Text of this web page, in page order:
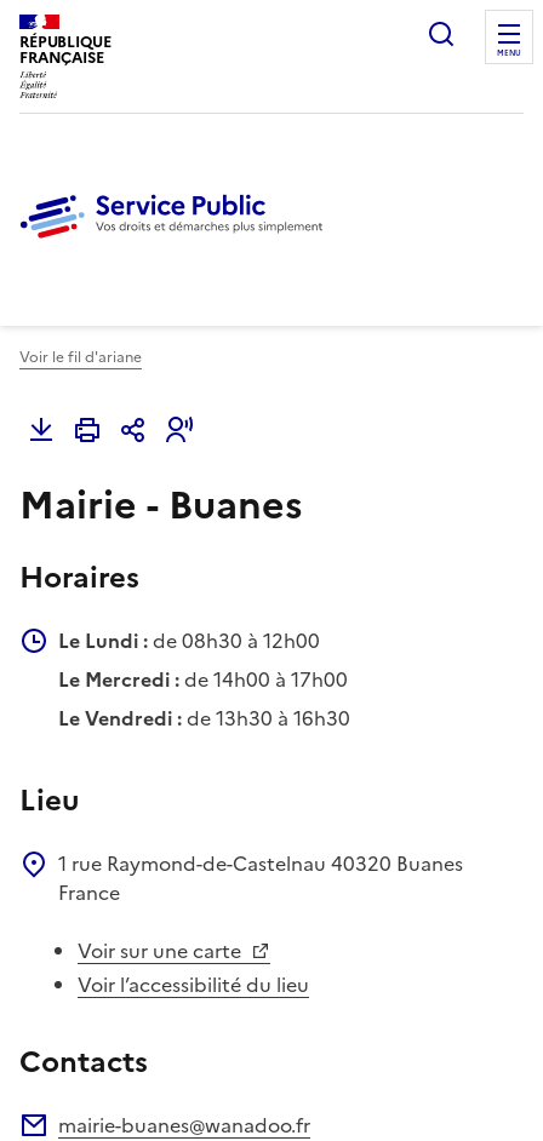
RÉPUBLIQUE
FRANÇAISE
Ouvrir
MENU
Voir le fil d'ariane
Mairie - Buanes
Horaires
Le Lundi :de 08h30 à 12h00
Le Mercredi :de 14h00 à 17h00
Le Vendredi :de 13h30 à 16h30
Lieu
1 rue Raymond-de-Castelnau 40320 Buanes
France
Voir sur une carte
Voir l’accessibilité du lieu
Contacts
mairie-buanes@wanadoo.fr